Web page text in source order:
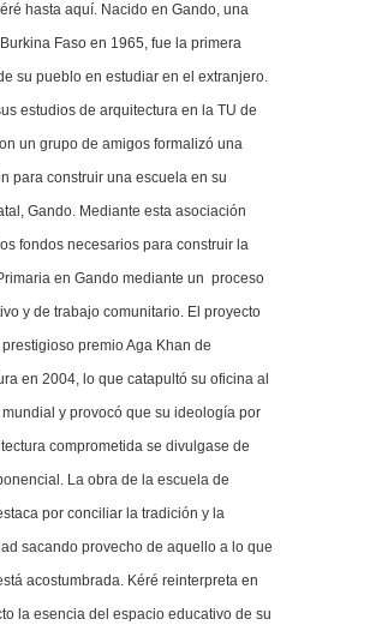
hasta aquí. Nacido en Gando, una
Faso en 1965, fue la primera
su pueblo en estudiar en el extranjero.
estudios de arquitectura en la TU de
un grupo de amigos formalizó una
para construir una escuela en su
Gando. Mediante esta asociación
fondos necesarios para construir la
en Gando mediante un proceso
y de trabajo comunitario. El proyecto
premio Aga Khan de
en 2004, lo que catapultó su oficina al
y provocó que su ideología por
comprometida se divulgase de
La obra de la escuela de
por conciliar la tradición y la
sacando provecho de aquello a lo que
acostumbrada. Kéré reinterpreta en
la esencia del espacio educativo de su